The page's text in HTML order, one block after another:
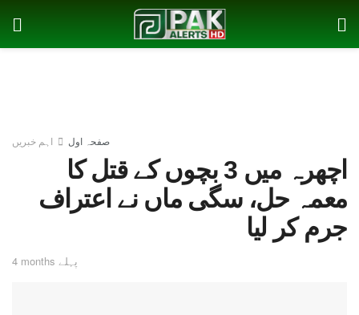
صفحہ اول اہم خبریں
اچھرہ میں 3 بچوں کے قتل کا
معمہ حل، سگی ماں نے اعتراف
جرم کر لیا
4 months پہلے